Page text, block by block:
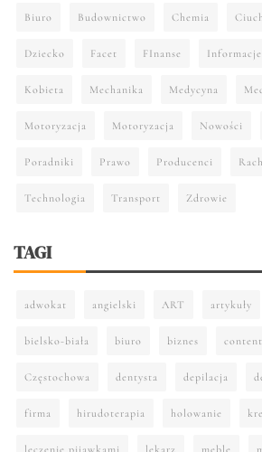
Biuro Budownictwo Chemia
Dziecko Facet FInanse
Kobieta Mechanika Medycyna
Motoryzacja Motoryzacja Nowości
Poradniki Prawo Producenci
Technologia Transport Zdrowie
TAGI
adwokat angielski ART artykuły
bielsko-biała biuro biznes
Częstochowa dentysta depilacja
firma hirudoterapia holowanie
leczenie pijawkami lekarz meble